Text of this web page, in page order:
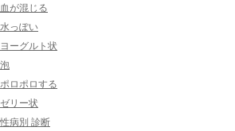
血が混じる
水っぽい
ヨーグルト状
泡
ポロポロする
ゼリー状
性病別 診断